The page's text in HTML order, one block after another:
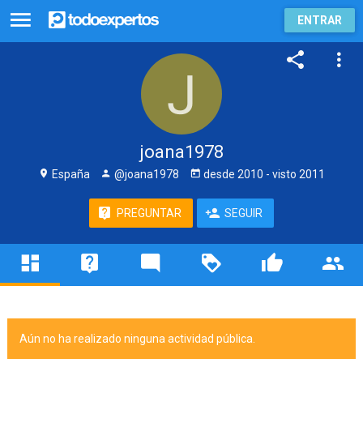
ENTRAR
joana1978
España @joana1978 desde 2010 - visto 2011
PREGUNTAR SEGUIR
Aún no ha realizado ninguna actividad pública.